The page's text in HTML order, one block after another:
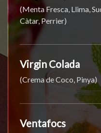
(Menta Fresca, Llima,
Càtar, Perrier)
Virgin Colada
(Crema de Coco, Pinya)
Ventafocs